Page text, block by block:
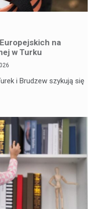
na
w Turku
i Brudzew szykują się